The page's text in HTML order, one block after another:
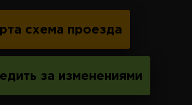
схема проезда
за изменениями